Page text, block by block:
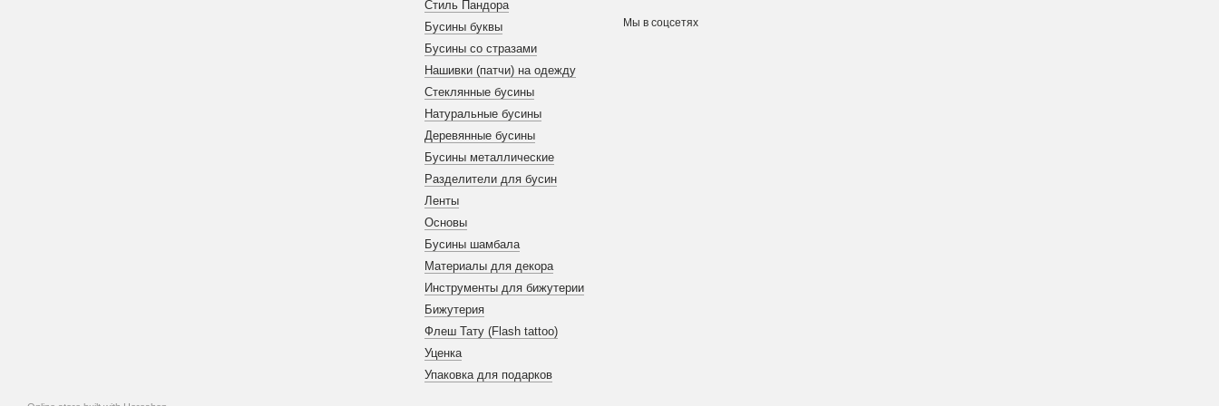
Стиль Пандора
Бусины буквы
Бусины со стразами
Нашивки (патчи) на одежду
Стеклянные бусины
Натуральные бусины
Деревянные бусины
Бусины металлические
Разделители для бусин
Ленты
Основы
Бусины шамбала
Материалы для декора
Инструменты для бижутерии
Бижутерия
Флеш Тату (Flash tattoo)
Уценка
Упаковка для подарков
Мы в соцсетях